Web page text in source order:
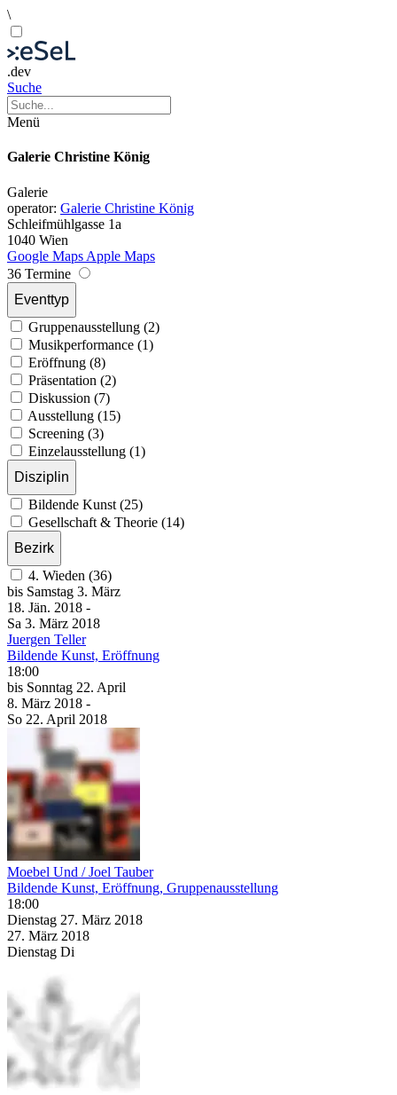
\
.dev
Suche
Menü
Galerie Christine König
Galerie
operator: Galerie Christine König
Schleifmühlgasse 1a
1040 Wien
Google Maps Apple Maps
36 Termine
Eventtyp
Gruppenausstellung (2)
Musikperformance (1)
Eröffnung (8)
Präsentation (2)
Diskussion (7)
Ausstellung (15)
Screening (3)
Einzelausstellung (1)
Disziplin
Bildende Kunst (25)
Gesellschaft & Theorie (14)
Bezirk
4. Wieden (36)
bis Samstag 3. März
18. Jän. 2018 -
Sa 3. März 2018
Juergen Teller
Bildende Kunst, Eröffnung
18:00
bis Sonntag 22. April
8. März 2018 -
So 22. April 2018
Moebel Und / Joel Tauber
Bildende Kunst, Eröffnung, Gruppenausstellung
18:00
Dienstag 27. März 2018
27. März 2018
Dienstag Di